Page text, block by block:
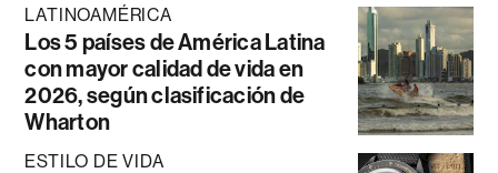
LATINOAMÉRICA
Los 5 países de América Latina
con mayor calidad de vida en
2026, según clasificación de
Wharton
ESTILO DE VIDA